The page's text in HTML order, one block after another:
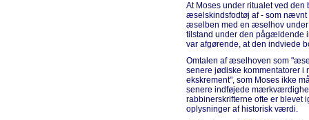
At Moses under ritualet ved
æselskindsfodtøj af - som nævnt
æselben med en æselhov under
tilstand under den pågældende
var afgørende, at den indviede
Omtalen af æselhoven som
senere jødiske kommentatorer
ekskrement", som Moses ikke
senere indføjede
rabbinerskrifterne ofte er blevet
oplysninger af historisk værdi.